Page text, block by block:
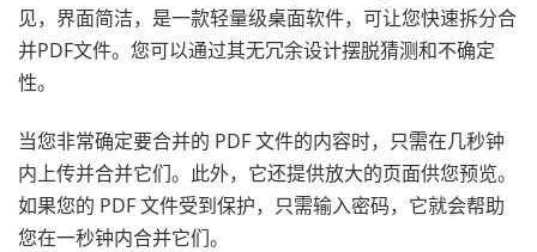
见，界面简洁，是一款轻量级桌面软件，可让您快速拆分合
并PDF文件。您可以通过其无冗余设计摆脱猜测和不确定
性。
当您非常确定要合并的 PDF 文件的内容时，只需在几秒钟
内上传并合并它们。此外，它还提供放大的页面供您预览。
如果您的 PDF 文件受到保护，只需输入密码，它就会帮助
您在一秒钟内合并它们。